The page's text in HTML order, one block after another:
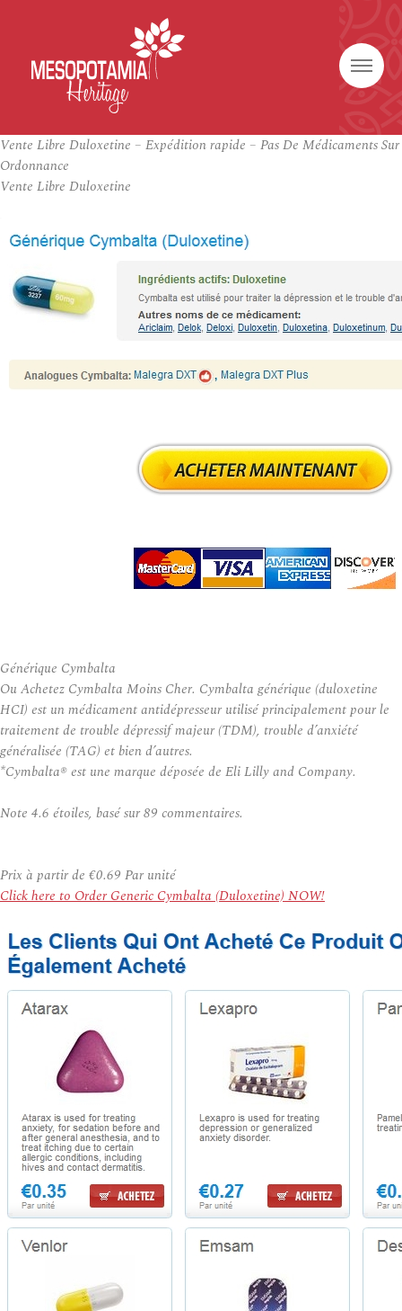
Vente Libre Duloxetine – Expédition rapide – Pas De Médicaments Sur
Ordonnance
Vente Libre Duloxetine
Générique Cymbalta
Ou Achetez Cymbalta Moins Cher. Cymbalta générique (duloxetine
HCI) est un médicament antidépresseur utilisé principalement pour le
traitement de trouble dépressif majeur (TDM), trouble d’anxiété
généralisée (TAG) et bien d’autres.
*Cymbalta® est une marque déposée de Eli Lilly and Company.
Note 4.6 étoiles, basé sur89 commentaires.
Prix à partir de €0.69 Par unité
Click here to Order Generic Cymbalta (Duloxetine) NOW!